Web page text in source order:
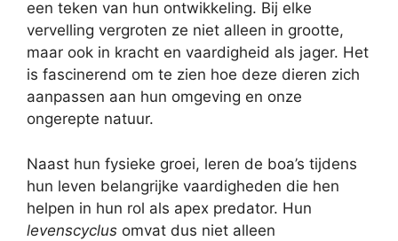
een teken van hun ontwikkeling. Bij elke
vervelling vergroten ze niet alleen in grootte,
maar ook in kracht en vaardigheid als jager. Het
is fascinerend om te zien hoe deze dieren zich
aanpassen aan hun omgeving en onze
ongerepte natuur.
Naast hun fysieke groei, leren de boa’s tijdens
hun leven belangrijke vaardigheden die hen
helpen in hun rol als apex predator. Hun
levenscyclus omvat dus niet alleen